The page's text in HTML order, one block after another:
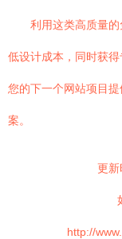
利用这类高质量
低设计成本，同时获
您的下一个网站项目
案。
更
http://